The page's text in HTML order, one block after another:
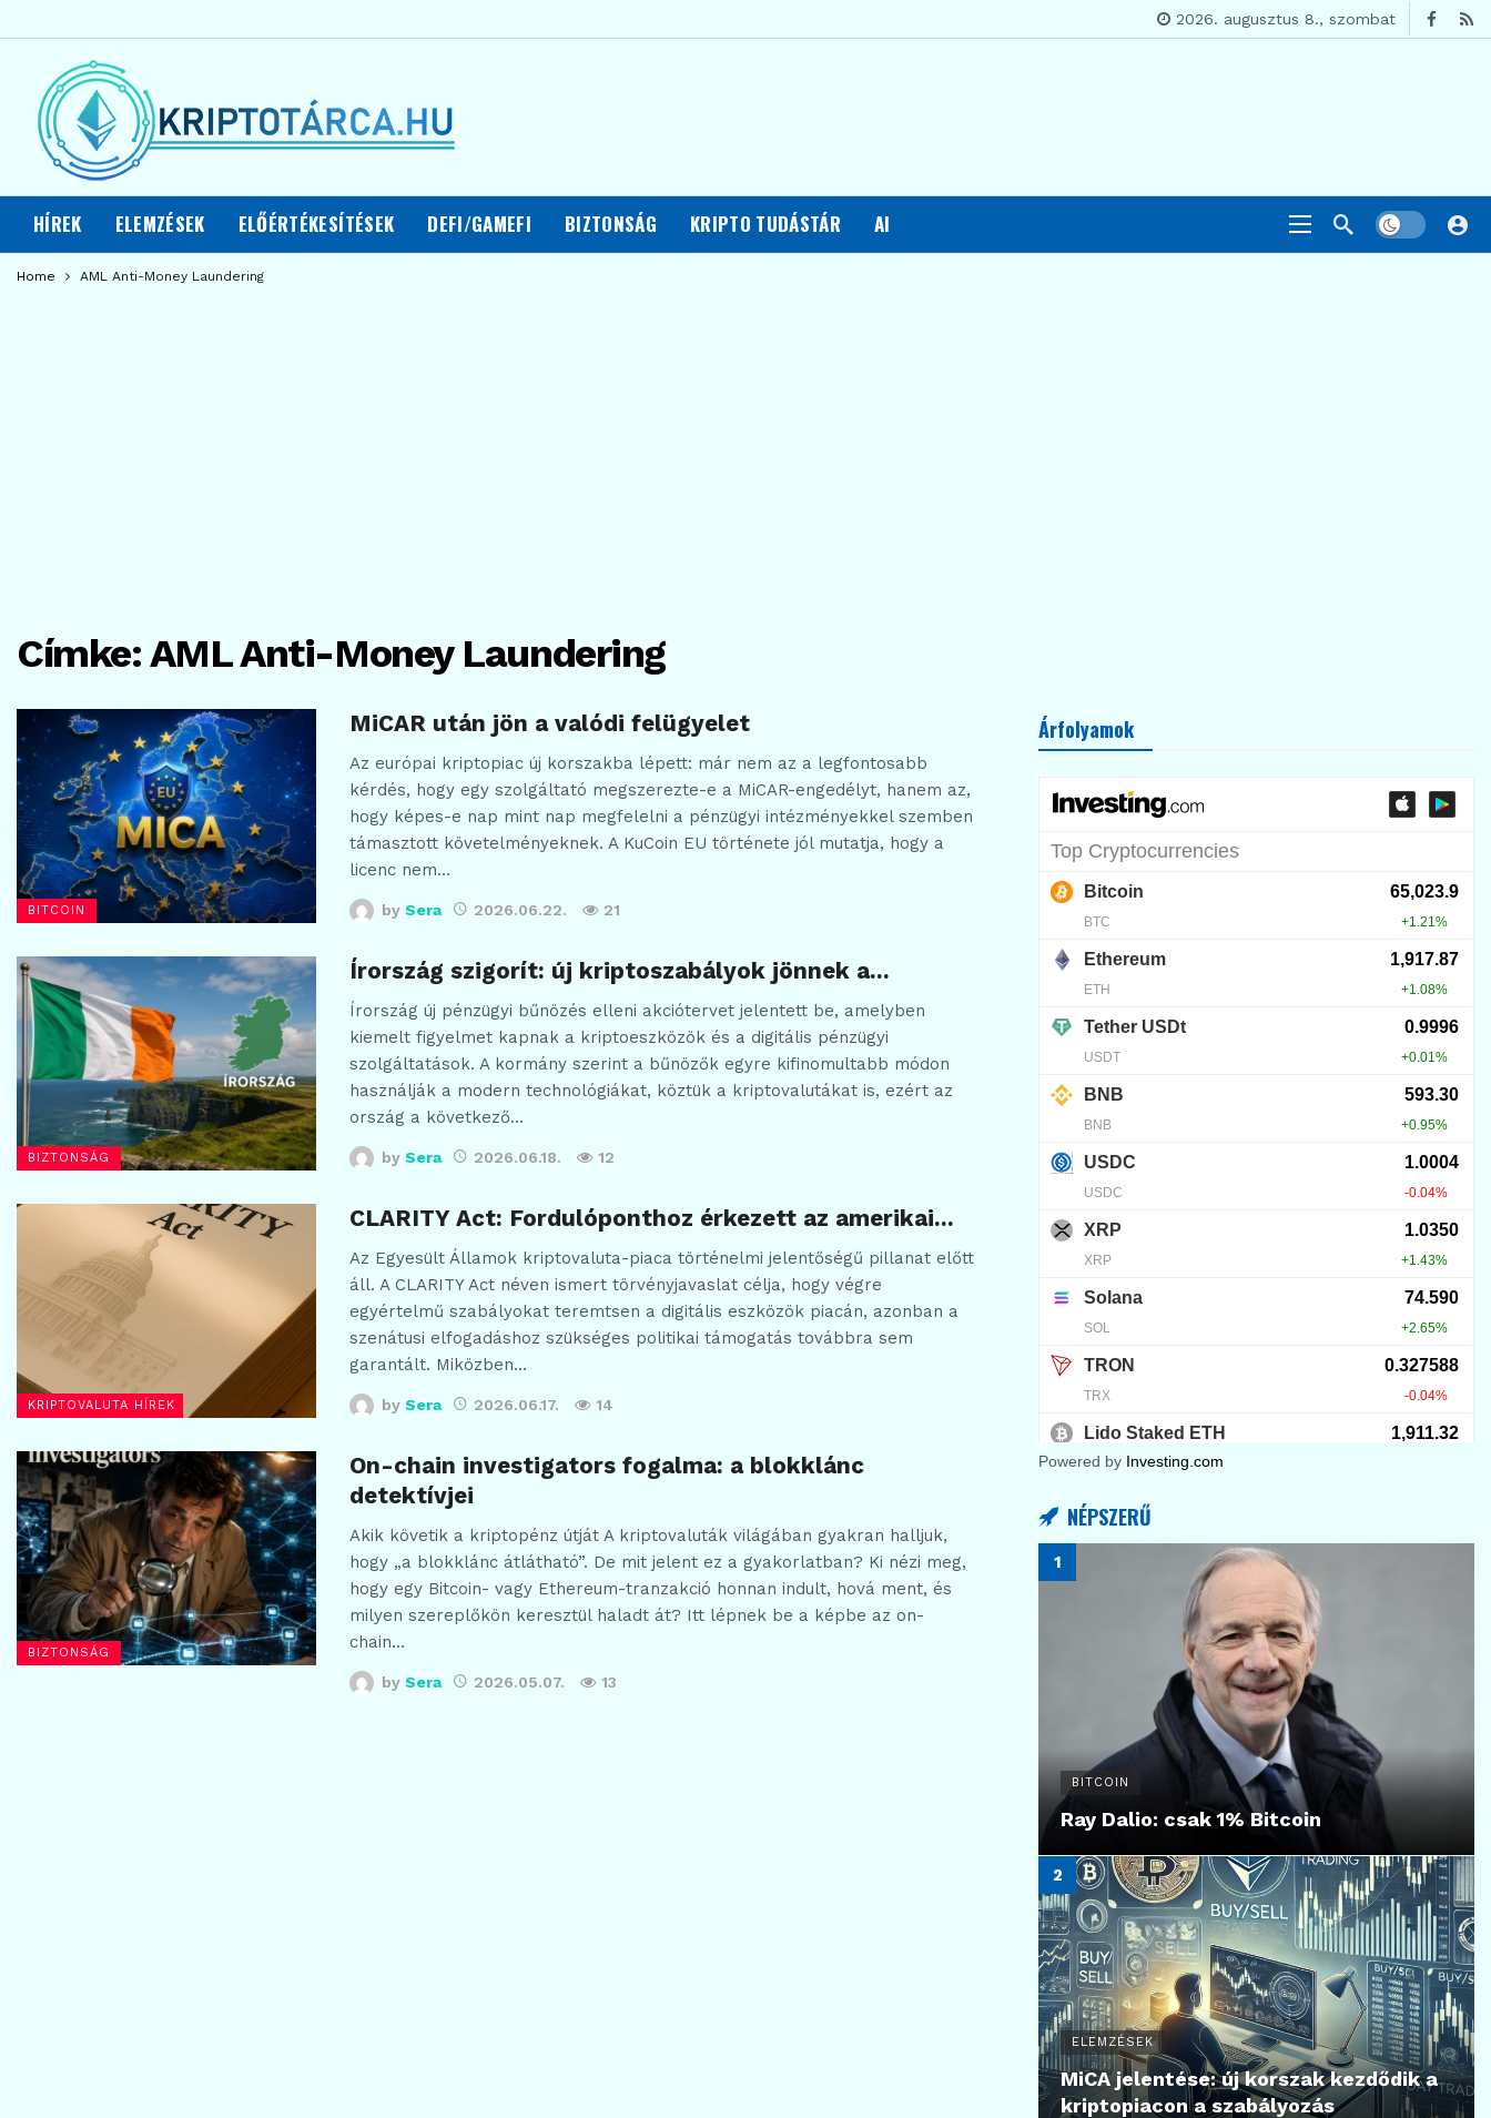
2026. augusztus 8., szombat
HÍREK ELEMZÉSEK ELŐÉRTÉKESÍTÉSEK DEFI/GAMEFI BIZTONSÁG KRIPTO TUDÁSTÁR AI
Home AML Anti-Money Laundering
Címke:AML Anti-Money Laundering
BITCOIN
MiCAR után jön a valódi felügyelet
Az európai kriptopiac új korszakba lépett: már nem az a legfontosabb
kérdés, hogy egy szolgáltató megszerezte-e a MiCAR-engedélyt, hanem az,
hogy képes-e nap mint nap megfelelni a pénzügyi intézményekkel szemben
támasztott követelményeknek. A KuCoin EU története jól mutatja, hogy a
licenc nem…
by Sera 2026.06.22. 21
BIZTONSÁG
Írország szigorít: új kriptoszabályok jönnek a…
Írország új pénzügyi bűnözés elleni akciótervet jelentett be, amelyben
kiemelt figyelmet kapnak a kriptoeszközök és a digitális pénzügyi
szolgáltatások. A kormány szerint a bűnözők egyre kifinomultabb módon
használják a modern technológiákat, köztük a kriptovalutákat is, ezért az
ország a következő…
by Sera 2026.06.18. 12
KRIPTOVALUTA HÍREK
CLARITY Act: Fordulóponthoz érkezett az amerikai…
Az Egyesült Államok kriptovaluta-piaca történelmi jelentőségű pillanat előtt
áll. A CLARITY Act néven ismert törvényjavaslat célja, hogy végre
egyértelmű szabályokat teremtsen a digitális eszközök piacán, azonban a
szenátusi elfogadáshoz szükséges politikai támogatás továbbra sem
garantált. Miközben…
by Sera 2026.06.17. 14
BIZTONSÁG
On-chain investigators fogalma: a blokklánc
detektívjei
Akik követik a kriptopénz útját A kriptovaluták világában gyakran halljuk,
hogy „a blokklánc átlátható”. De mit jelent ez a gyakorlatban? Ki nézi meg,
hogy egy Bitcoin- vagy Ethereum-tranzakció honnan indult, hová ment, és
milyen szereplőkön keresztül haladt át? Itt lépnek be a képbe az on-
chain…
by Sera 2026.05.07. 13
Árfolyamok
Powered by Investing.com
NÉPSZERŰ
BITCOIN
Ray Dalio: csak 1% Bitcoin
ELEMZÉSEK
MiCA jelentése: új korszak kezdődik a
kriptopiacon a szabályozás